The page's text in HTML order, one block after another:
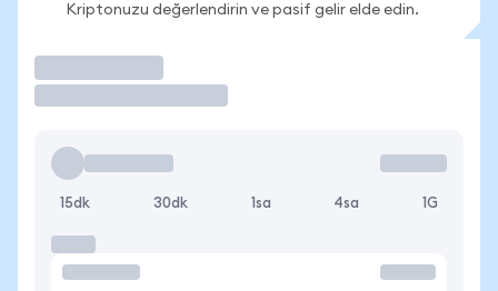
Kriptonuzu değerlendirin ve pasif gelir elde edin.
15dk 30dk 1sa 4sa 1G